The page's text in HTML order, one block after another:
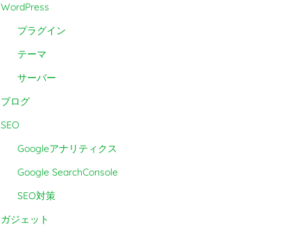
WordPress
プラグイン
テーマ
サーバー
ブログ
SEO
Googleアナリティクス
Google SearchConsole
SEO対策
ガジェット